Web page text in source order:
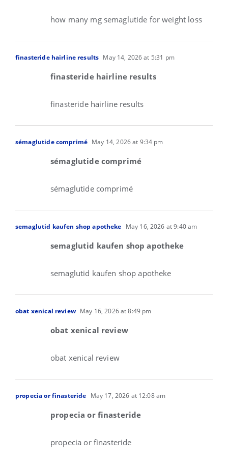
how many mg semaglutide for weight loss
finasteride hairline results May 14, 2026 at 5:31 pm
finasteride hairline results
finasteride hairline results
sémaglutide comprimé May 14, 2026 at 9:34 pm
sémaglutide comprimé
sémaglutide comprimé
semaglutid kaufen shop apotheke May 16, 2026 at 9:40 am
semaglutid kaufen shop apotheke
semaglutid kaufen shop apotheke
obat xenical review May 16, 2026 at 8:49 pm
obat xenical review
obat xenical review
propecia or finasteride May 17, 2026 at 12:08 am
propecia or finasteride
propecia or finasteride